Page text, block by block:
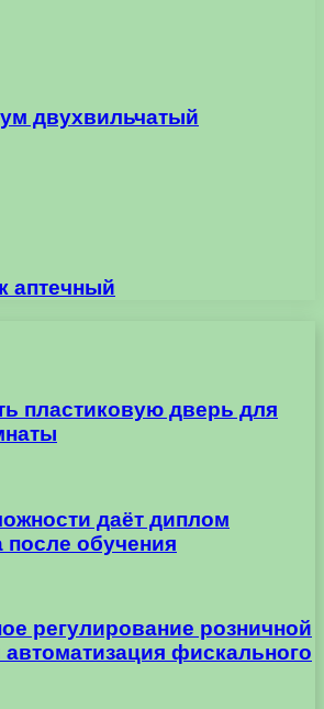
двухвильчатый
аптечный
пластиковую дверь для
даёт диплом
после обучения
регулирование розничной
автоматизация фискального